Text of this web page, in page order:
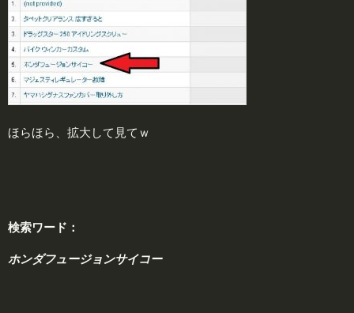
ほらほら、拡大して見てｗ
検索ワード：
ホンダフュージョンサイコー